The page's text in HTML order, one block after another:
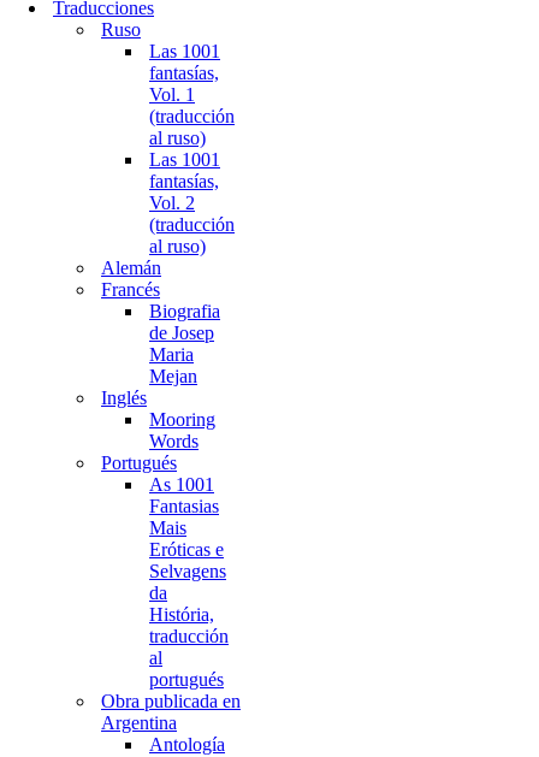
Traducciones
Ruso
Las 1001
fantasías,
Vol. 1
(traducción
al ruso)
Las 1001
fantasías,
Vol. 2
(traducción
al ruso)
Alemán
Francés
Biografia
de Josep
Maria
Mejan
Inglés
Mooring
Words
Portugués
As 1001
Fantasias
Mais
Eróticas e
Selvagens
da
História,
traducción
al
portugués
Obra publicada en
Argentina
Antología